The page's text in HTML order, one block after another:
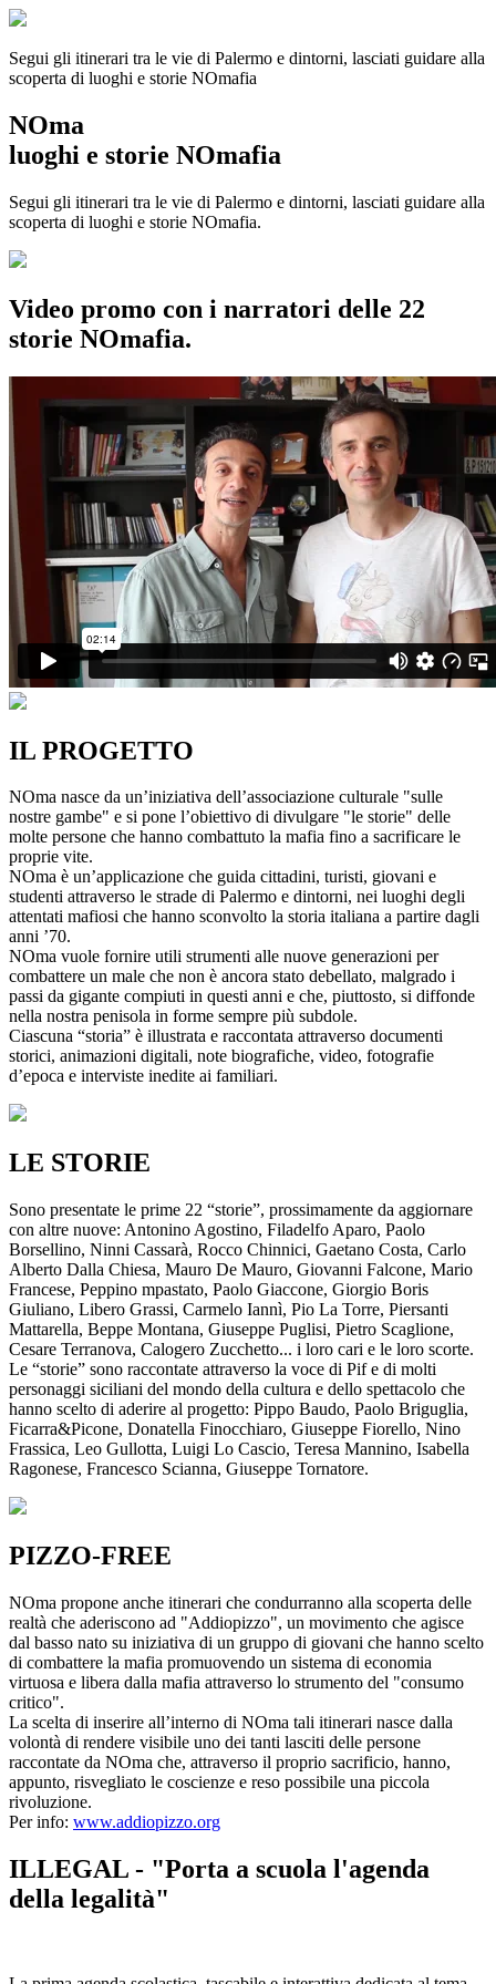
Segui gli itinerari tra le vie di Palermo e dintorni, lasciati guidare alla
scoperta di luoghi e storie NOmafia
NOma
luoghi e storie NOmafia
Segui gli itinerari tra le vie di Palermo e dintorni, lasciati guidare alla
scoperta di luoghi e storie NOmafia.
Video promo con i narratori delle 22
storie NOmafia.
IL PROGETTO
NOma nasce da un’iniziativa dell’associazione culturale "sulle
nostre gambe" e si pone l’obiettivo di divulgare "le storie" delle
molte persone che hanno combattuto la mafia fino a sacrificare le
proprie vite.
NOma è un’applicazione che guida cittadini, turisti, giovani e
studenti attraverso le strade di Palermo e dintorni, nei luoghi degli
attentati mafiosi che hanno sconvolto la storia italiana a partire dagli
anni ’70.
NOma vuole fornire utili strumenti alle nuove generazioni per
combattere un male che non è ancora stato debellato, malgrado i
passi da gigante compiuti in questi anni e che, piuttosto, si diffonde
nella nostra penisola in forme sempre più subdole.
Ciascuna “storia” è illustrata e raccontata attraverso documenti
storici, animazioni digitali, note biografiche, video, fotografie
d’epoca e interviste inedite ai familiari.
LE STORIE
Sono presentate le prime 22 “storie”, prossimamente da aggiornare
con altre nuove: Antonino Agostino, Filadelfo Aparo, Paolo
Borsellino, Ninni Cassarà, Rocco Chinnici, Gaetano Costa, Carlo
Alberto Dalla Chiesa, Mauro De Mauro, Giovanni Falcone, Mario
Francese, Peppino mpastato, Paolo Giaccone, Giorgio Boris
Giuliano, Libero Grassi, Carmelo Iannì, Pio La Torre, Piersanti
Mattarella, Beppe Montana, Giuseppe Puglisi, Pietro Scaglione,
Cesare Terranova, Calogero Zucchetto... i loro cari e le loro scorte.
Le “storie” sono raccontate attraverso la voce di Pif e di molti
personaggi siciliani del mondo della cultura e dello spettacolo che
hanno scelto di aderire al progetto: Pippo Baudo, Paolo Briguglia,
Ficarra&Picone, Donatella Finocchiaro, Giuseppe Fiorello, Nino
Frassica, Leo Gullotta, Luigi Lo Cascio, Teresa Mannino, Isabella
Ragonese, Francesco Scianna, Giuseppe Tornatore.
PIZZO-FREE
NOma propone anche itinerari che condurranno alla scoperta delle
realtà che aderiscono ad "Addiopizzo", un movimento che agisce
dal basso nato su iniziativa di un gruppo di giovani che hanno scelto
di combattere la mafia promuovendo un sistema di economia
virtuosa e libera dalla mafia attraverso lo strumento del "consumo
critico".
La scelta di inserire all’interno di NOma tali itinerari nasce dalla
volontà di rendere visibile uno dei tanti lasciti delle persone
raccontate da NOma che, attraverso il proprio sacrificio, hanno,
appunto, risvegliato le coscienze e reso possibile una piccola
rivoluzione.
Per info: www.addiopizzo.org
ILLEGAL - "Porta a scuola l'agenda
della legalità"